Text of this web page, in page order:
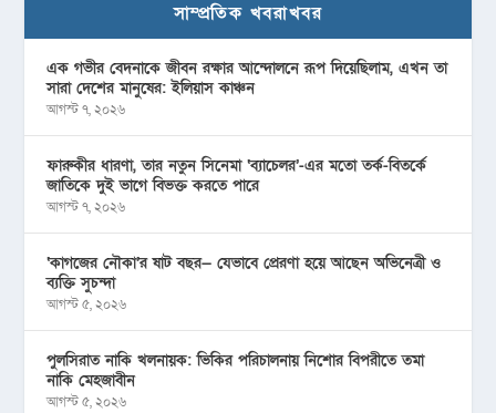
সাম্প্রতিক খবরাখবর
এক গভীর বেদনাকে জীবন রক্ষার আন্দোলনে রূপ দিয়েছিলাম, এখন তা
সারা দেশের মানুষের: ইলিয়াস কাঞ্চন
আগস্ট ৭, ২০২৬
ফারুকীর ধারণা, তার নতুন সিনেমা ‘ব্যাচেলর’-এর মতো তর্ক-বিতর্কে
জাতিকে দুই ভাগে বিভক্ত করতে পারে
আগস্ট ৭, ২০২৬
‘কাগজের নৌকা’র ষাট বছর— যেভাবে প্রেরণা হয়ে আছেন অভিনেত্রী ও
ব্যক্তি সুচন্দা
আগস্ট ৫, ২০২৬
পুলসিরাত নাকি খলনায়ক: ভিকির পরিচালনায় নিশোর বিপরীতে তমা
নাকি মেহজাবীন
আগস্ট ৫, ২০২৬